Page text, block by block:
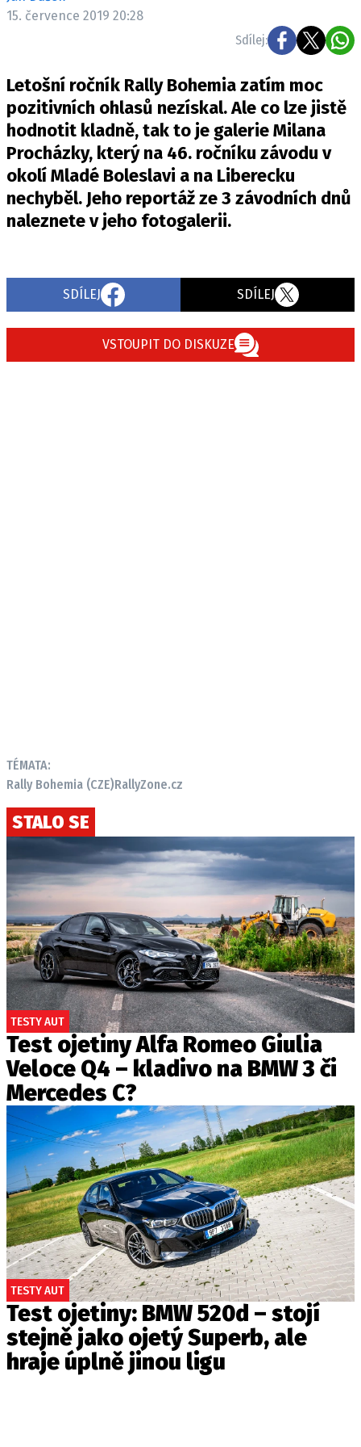
TRH S ELEKTROMOBILY
RALLY
OSTATNÍ
TISKOVKY
ROZHOVORY
PIT LANE
Provozovatelem serveru autoroad.cz je
INCORP MEDIA GROUP s.r.o., IČ: 118 23 054
15. července 2019 20:28
Sdílej:
Letošní ročník Rally Bohemia zatím moc
pozitivních ohlasů nezískal. Ale co lze jistě
hodnotit kladně, tak to je galerie Milana
Procházky, který na 46. ročníku závodu v
okolí Mladé Boleslavi a na Liberecku
nechyběl. Jeho reportáž ze 3 závodních dnů
naleznete v jeho fotogalerii.
SDÍLEJ SDÍLEJ
VSTOUPIT DO DISKUZE
TÉMATA:
Rally Bohemia (CZE)RallyZone.cz
STALO SE
TESTY AUT
Test ojetiny Alfa Romeo Giulia
Veloce Q4 – kladivo na BMW 3 či
Mercedes C?
TESTY AUT
Test ojetiny: BMW 520d – stojí
stejně jako ojetý Superb, ale
hraje úplně jinou ligu